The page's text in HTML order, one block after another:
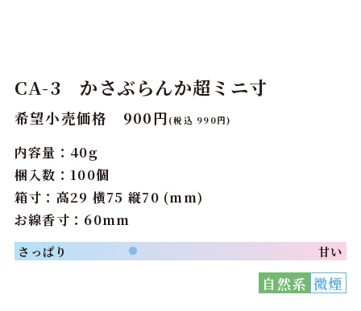
CA-3 かさぶらんか超ミニ寸
希望小売価格 900円 (税込 990円)
内容量：40g
梱入数：100個
箱寸：高29 横75 縦70 (mm)
お線香寸：60mm
さっぱり ● 甘い
自然系 微煙